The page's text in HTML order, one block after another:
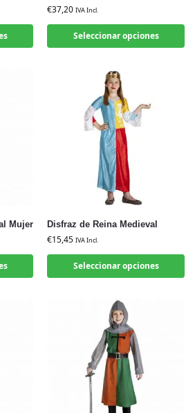
€37,20 IVA Incl.
Seleccionar opciones
Mujer Disfraz de Reina Medieval
€15,45 IVA Incl.
Seleccionar opciones